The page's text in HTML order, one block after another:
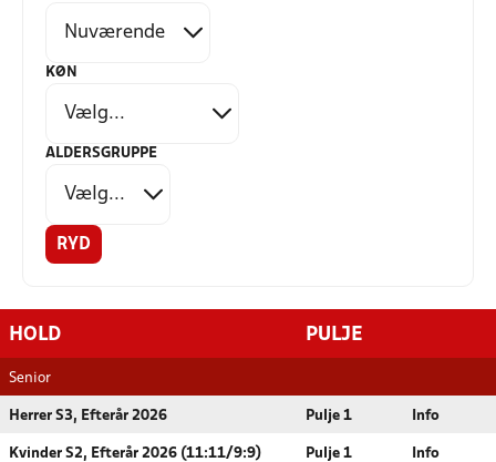
KØN
ALDERSGRUPPE
RYD
HOLD PULJE
Senior
Herrer S3, Efterår 2026 Pulje 1 Info
Kvinder S2, Efterår 2026 (11:11/9:9) Pulje 1 Info